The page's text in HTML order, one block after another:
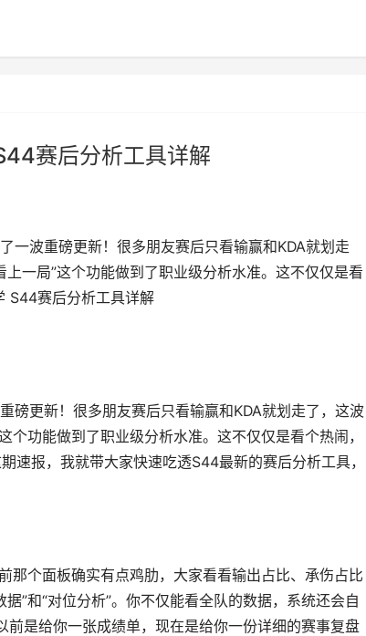
赛后分析工具详解
一波重磅更新！很多朋友赛后只看输赢和KDA就划走
一局”这个功能做到了职业级分析水准。这不仅仅是看
S44赛后分析工具详解
磅更新！很多朋友赛后只看输赢和KDA就划走了，这波
功能做到了职业级分析水准。这不仅仅是看个热闹，
速报，我就带大家快速吃透S44最新的赛后分析工具，
那个面板确实有点鸡肋，大家看看输出占比、承伤占比
”和“对位分析”。你不仅能看全队的数据，系统还会自
前是给你一张成绩单，现在是给你一份详细的赛事复盘